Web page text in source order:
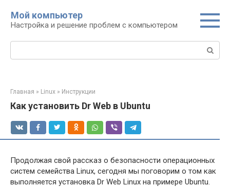
контенту
Мой компьютер
Настройка и решение проблем с компьютером
Поиск:
Главная » Linux » Инструкции
Как установить Dr Web в Ubuntu
Продолжая свой рассказ о безопасности операционных
систем семейства Linux, сегодня мы поговорим о том как
выполняется установка Dr Web Linux на примере Ubuntu.